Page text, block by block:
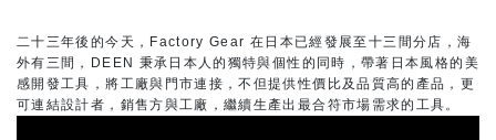
二十三年後的今天，Factory Gear 在日本已經發展至十三間分店，海
外有三間，DEEN 秉承日本人的獨特與個性的同時，帶著日本風格的美
感開發工具，將工廠與門市連接，不但提供性價比及品質高的產品，更
可連結設計者，銷售方與工廠，繼續生產出最合符市場需求的工具。